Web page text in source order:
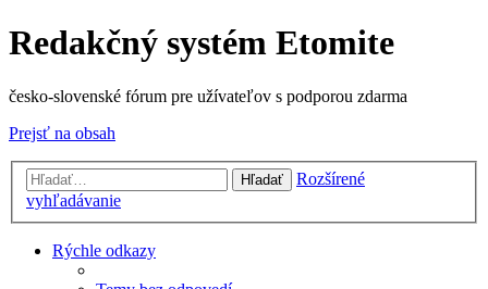
Redakčný systém Etomite
česko-slovenské fórum pre užívateľov s podporou zdarma
Prejsť na obsah
Hľadať
Rozšírené
vyhľadávanie
Rýchle odkazy